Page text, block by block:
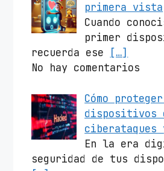
primera vista
Cuando
primer
recuerda ese
[…]
No hay comentarios
Cómo
dispositivos
En la era
seguridad de tus